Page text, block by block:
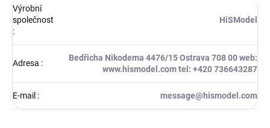
Výrobní
společnost
:
HiSModel
Adresa :
Bedřicha Nikodema 4476/15 Ostrava 708 00 web:
www.hismodel.com tel: +420 736643287
E-mail : message@hismodel.com